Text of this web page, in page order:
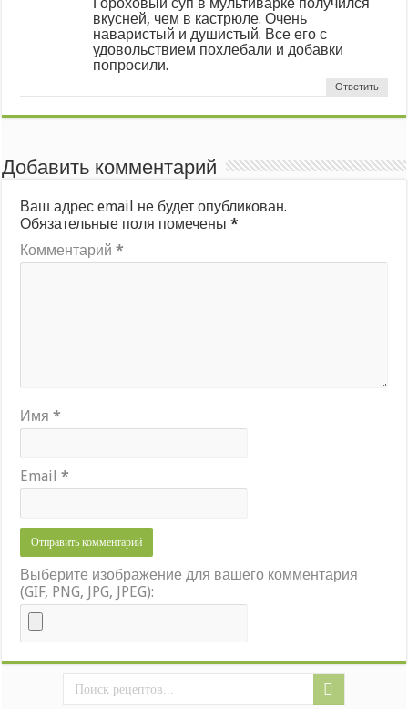
вкусней, чем в кастрюле. Очень
наваристый и душистый. Все его с
удовольствием похлебали и добавки
попросили.
Ответить
Добавить комментарий
Ваш адрес email не будет опубликован.
Обязательные поля помечены*
Комментарий*
Имя*
Email*
Выберите изображение для вашего комментария
(GIF, PNG, JPG, JPEG):